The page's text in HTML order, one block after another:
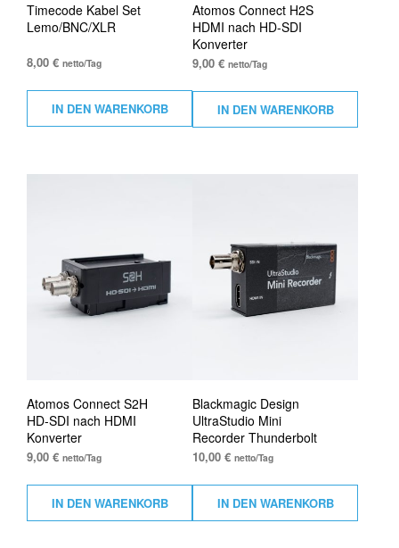
Timecode Kabel Set
Lemo/BNC/XLR
8,00 € netto/Tag
IN DEN WARENKORB
Atomos Connect H2S
HDMI nach HD-SDI
Konverter
9,00€ netto/Tag
IN DEN WARENKORB
Atomos Connect S2H
HD-SDI nach HDMI
Konverter
9,00 € netto/Tag
IN DEN WARENKORB
Blackmagic Design
UltraStudio Mini
Recorder Thunderbolt
10,00€ netto/Tag
IN DEN WARENKORB